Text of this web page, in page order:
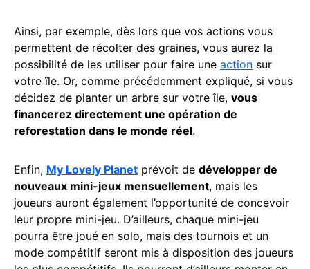
Ainsi, par exemple, dès lors que vos actions vous
permettent de récolter des graines, vous aurez la
possibilité de les utiliser pour faire une action sur
votre île. Or, comme précédemment expliqué, si vous
décidez de planter un arbre sur votre île, vous
financerez directement une opération de
reforestation dans le monde réel.
Enfin, My Lovely Planet prévoit de développer de
nouveaux mini-jeux mensuellement, mais les
joueurs auront également l’opportunité de concevoir
leur propre mini-jeu. D’ailleurs, chaque mini-jeu
pourra être joué en solo, mais des tournois et un
mode compétitif seront mis à disposition des joueurs